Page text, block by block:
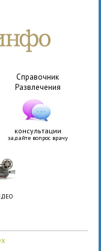
Справочник
Развлечения
консультации
задайте вопрос врачу